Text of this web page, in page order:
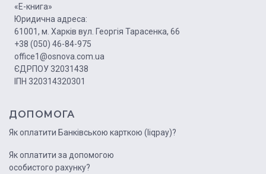
«Е-книга»
Юридична адреса:
61001, м. Харків вул. Георгія Тарасенка, 66
+38 (050) 46-84-975
office1@osnova.com.ua
ЄДРПОУ 32031438
ІПН 320314320301
ДОПОМОГА
Як оплатити Банківською карткою (liqpay)?
Як оплатити за допомогою
особистого рахунку?